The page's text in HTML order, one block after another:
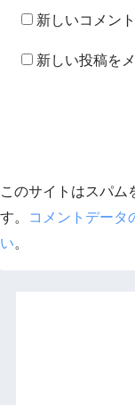
新しいコメン
新しい投稿を
このサイトはスパム
す。
コメントデータ
い。